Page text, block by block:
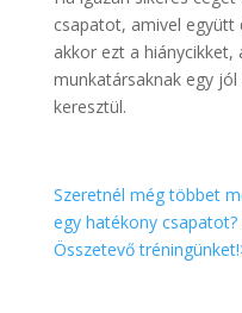
csapatot, amivel együtt
akkor ezt a
munkatársaknak egy
keresztül.
Szeretnél még többet
egy hatékony
Összetevő